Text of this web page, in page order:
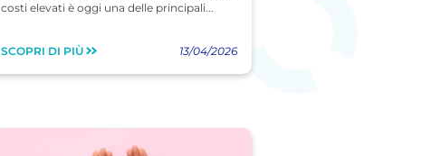
costi elevati è oggi una delle principali...
SCOPRI DI PIÙ 13/04/2026